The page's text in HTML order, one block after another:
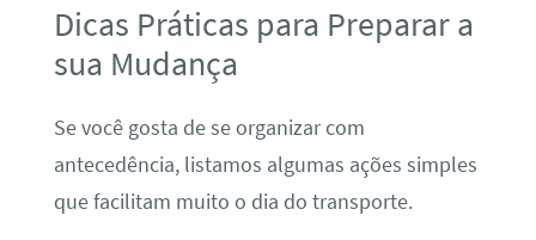
Dicas Práticas para Preparar a
sua Mudança
Se você gosta de se organizar com
antecedência, listamos algumas ações simples
que facilitam muito o dia do transporte.